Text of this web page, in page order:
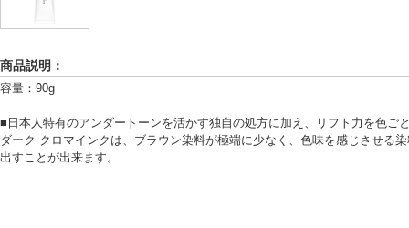
商品説明：
容量：90g
■日本人特有のアンダートーンを活かす独自の処方に加え、リフト力を色ご
ダーク クロマインクは、ブラウン染料が極端に少なく、色味を感じさせる
出すことが出来ます。